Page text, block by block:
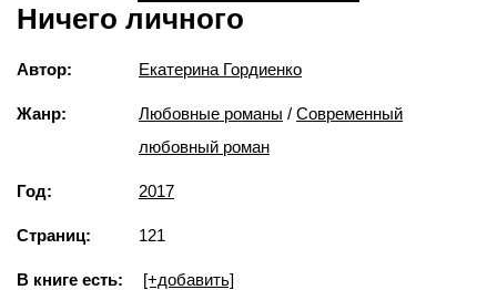
Ничего личного
Автор: Екатерина Гордиенко
Жанр: Любовные романы / Современный
любовный роман
Год: 2017
Страниц: 121
В книге есть: [+добавить]